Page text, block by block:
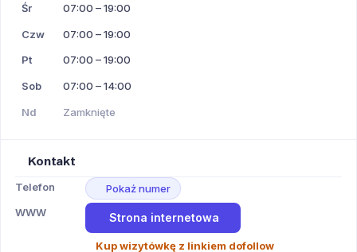
Śr 07:00 – 19:00
Czw 07:00 – 19:00
Pt 07:00 – 19:00
Sob 07:00 – 14:00
Nd Zamknięte
Kontakt
Telefon
Pokaż numer
WWW
Strona internetowa
Kup wizytówkę z linkiem dofollow